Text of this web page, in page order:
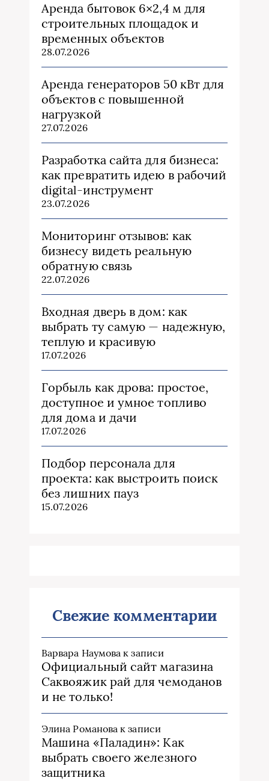
Аренда бытовок 6×2,4 м для
строительных площадок и
временных объектов
28.07.2026
Аренда генераторов 50 кВт для
объектов с повышенной
нагрузкой
27.07.2026
Разработка сайта для бизнеса:
как превратить идею в рабочий
digital-инструмент
23.07.2026
Мониторинг отзывов: как
бизнесу видеть реальную
обратную связь
22.07.2026
Входная дверь в дом: как
выбрать ту самую — надежную,
теплую и красивую
17.07.2026
Горбыль как дрова: простое,
доступное и умное топливо
для дома и дачи
17.07.2026
Подбор персонала для
проекта: как выстроить поиск
без лишних пауз
15.07.2026
Свежие комментарии
Варвара Наумова к записи
Официальный сайт магазина
Саквояжик рай для чемоданов
и не только!
Элина Романова к записи
Машина «Паладин»: Как
выбрать своего железного
защитника